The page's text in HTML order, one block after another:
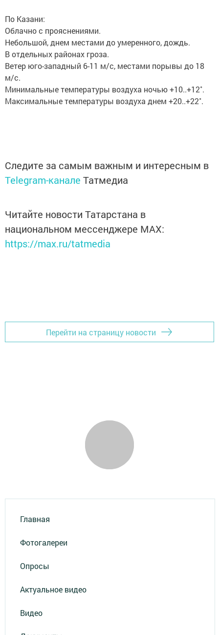
По Казани:
Облачно с прояснениями.
Небольшой, днем местами до умеренного, дождь.
В отдельных районах гроза.
Ветер юго-западный 6-11 м/с, местами порывы до 18
м/с.
Минимальные температуры воздуха ночью +10..+12˚.
Максимальные температуры воздуха днем +20..+22˚.
Следите за самым важным и интересным в
Telegram-канале Татмедиа
Читайте новости Татарстана в
национальном мессенджере MАХ:
https://max.ru/tatmedia
Перейти на страницу новости
Главная
Фотогалереи
Опросы
Актуальное видео
Видео